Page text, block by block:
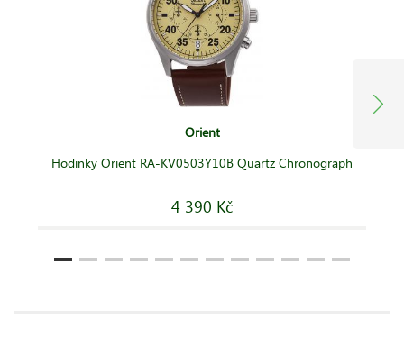
Orient
Hodinky Orient RA-KV0503Y10B Quartz Chronograph
4 390 Kč